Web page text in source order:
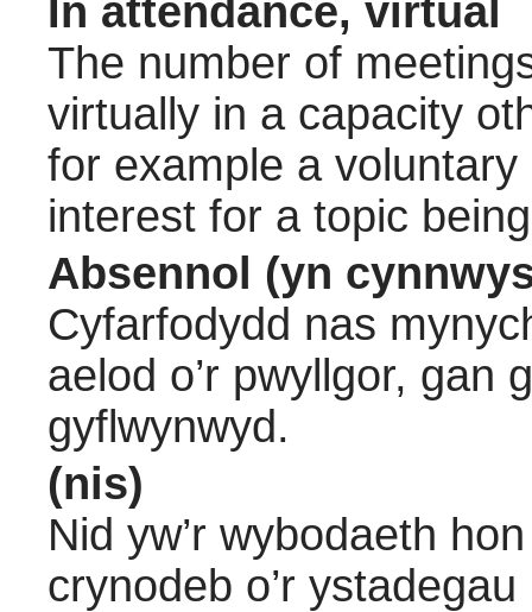
In attendance, virtual
The number of
virtually in a capacity
for example a
interest for a topic
Absennol (yn
Cyfarfodydd nas
aelod o’r pwyllgor, gan
gyflwynwyd.
(nis)
Nid yw’r wybodaeth
crynodeb o’r